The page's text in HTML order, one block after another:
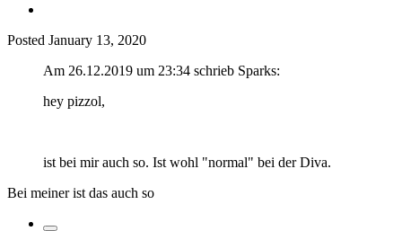
Posted January 13, 2020
Am 26.12.2019 um 23:34 schrieb Sparks:
hey pizzol,
ist bei mir auch so. Ist wohl "normal" bei der Diva.
Bei meiner ist das auch so